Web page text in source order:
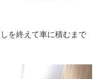
を終えて車に積むまで